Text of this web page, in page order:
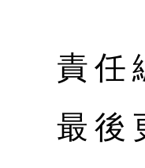
責任
最後